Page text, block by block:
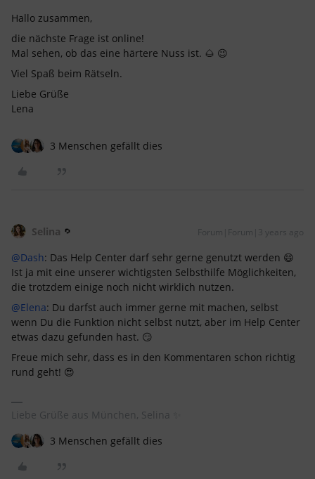
Hallo zusammen,
die nächste Frage ist online!
Mal sehen, ob das eine härtere Nuss ist. 🌰 😉
Viel Spaß beim Rätseln.
Liebe Grüße
Lena
3 Menschen gefällt dies
Selina Forum|Forum|3 years ago
@Dash: Das Help Center darf sehr gerne genutzt werden 😄
Ist ja mit eine unserer wichtigsten Selbsthilfe Möglichkeiten,
die trotzdem einige noch nicht wirklich nutzen.
@Elena: Du darfst auch immer gerne mit machen, selbst
wenn Du die Funktion nicht selbst nutzt, aber im Help Center
etwas dazu gefunden hast. 😏
Freue mich sehr, dass es in den Kommentaren schon richtig
rund geht! 😍
Liebe Grüße aus München, Selina ✨
3 Menschen gefällt dies